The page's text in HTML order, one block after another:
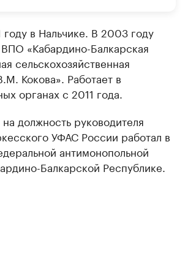
году в Нальчике. В 2003 году
«Кабардино-Балкарская
сельскохозяйственная
Кокова». Работает в
органах с 2011 года.
должность руководителя
УФАС России работал в
антимонопольной
Балкарской Республике.